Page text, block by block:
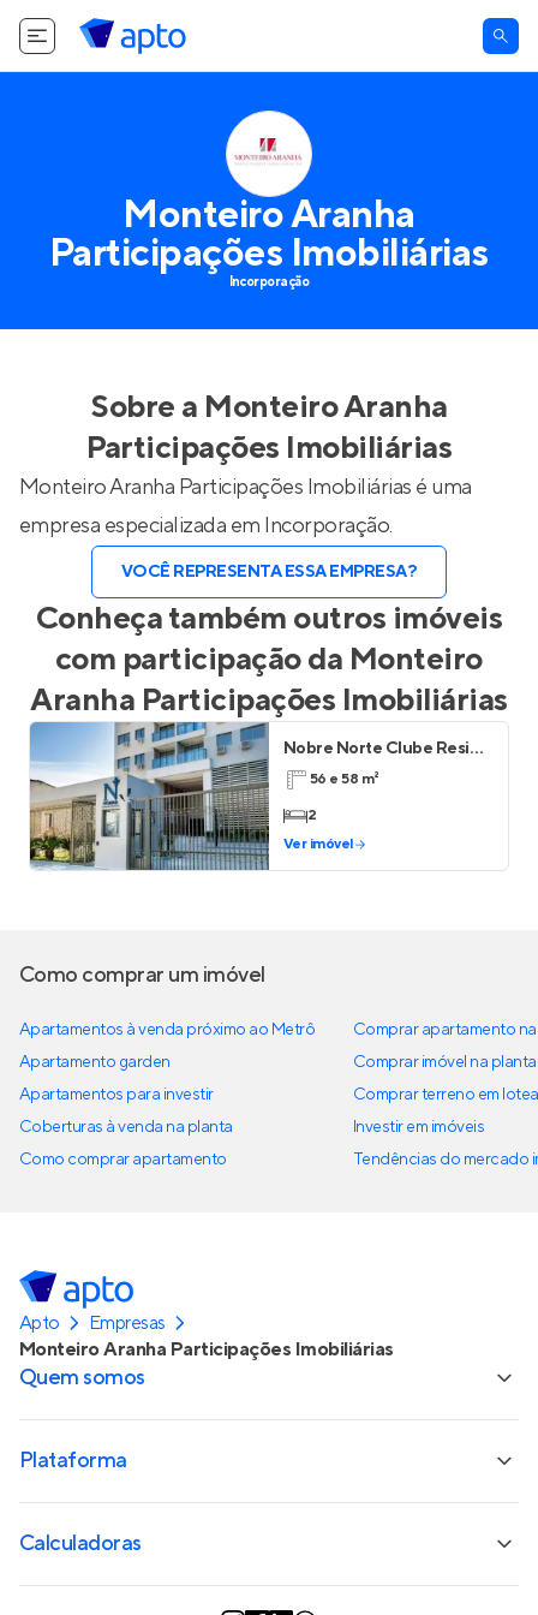
Monteiro Aranha
Participações Imobiliárias
Incorporação
Sobre a Monteiro Aranha
Participações Imobiliárias
Monteiro Aranha Participações Imobiliárias é uma
empresa especializada em Incorporação.
VOCÊ REPRESENTA ESSA EMPRESA?
Conheça também outros imóveis
com participação da Monteiro
Aranha Participações Imobiliárias
Nobre Norte Clube Residencial
56 e 58 m²
2
Ver imóvel
Como comprar um imóvel
Apartamentos à venda próximo ao Metrô
Apartamento garden
Apartamentos para investir
Coberturas à venda na planta
Como comprar apartamento
Comprar apartamento
Comprar imóvel na planta
Comprar terreno em
Investir em imóveis
Tendências do mercado
Apto
Empresas
Monteiro Aranha Participações Imobiliárias
Quem somos
Plataforma
Calculadoras